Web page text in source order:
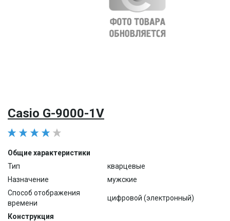
Casio G-9000-1V
Общие характеристики
Тип
кварцевые
Назначение
мужские
Способ отображения
времени
цифровой (электронный)
Конструкция